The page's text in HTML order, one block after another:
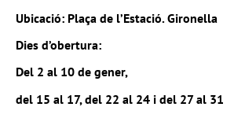
Ubicació: Plaça de l’Estació. Gironella
Dies d’obertura:
Del 2 al 10 de gener,
del 15 al 17, del 22 al 24 i del 27 al 31